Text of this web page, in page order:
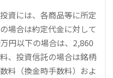
資には、各商品等に所定
場合は約定代金に対して
円以下の場合は、2,860
、投資信託の場合は銘柄
料（換金時手数料）およ